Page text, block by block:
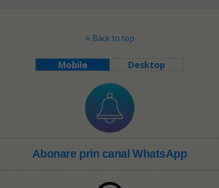
Back to top
Mobile Desktop
Abonare prin canal WhatsApp